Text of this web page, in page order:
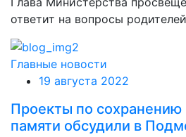
ответит на вопросы родителей
Главные новости
19 августа 2022
Проекты по сохранению
памяти обсудили в